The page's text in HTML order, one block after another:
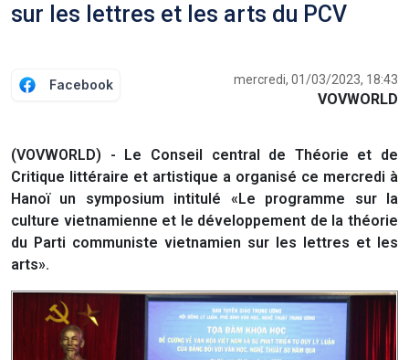
sur les lettres et les arts du PCV
Facebook mercredi, 01/03/2023, 18:43
VOVWORLD
(VOVWORLD) - Le Conseil central de Théorie et de
Critique littéraire et artistique a organisé ce mercredi à
Hanoï un symposium intitulé «Le programme sur la
culture vietnamienne et le développement de la théorie
du Parti communiste vietnamien sur les lettres et les
arts».